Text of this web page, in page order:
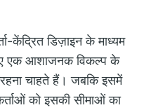
केंद्रित डिज़ाइन के माध्यम
एक आशाजनक विकल्प के
चाहते हैं। जबकि इसमें
को इसकी सीमाओं का